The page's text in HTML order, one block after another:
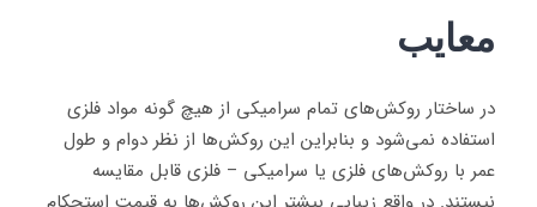
معایب
در ساختار روکش‌های تمام سرامیکی از هیچ گونه مواد فلزی
استفاده نمی‌شود و بنابراین این روکش‌ها از نظر دوام و طول
عمر با روکش‌های فلزی یا سرامیکی – فلزی قابل مقایسه